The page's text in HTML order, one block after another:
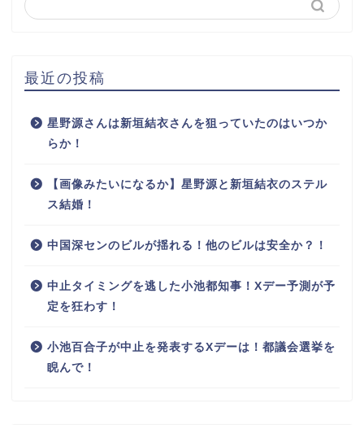
最近の投稿
星野源さんは新垣結衣さんを狙っていたのはいつか
らか！
【画像みたいになるか】星野源と新垣結衣のステル
ス結婚！
中国深センのビルが揺れる！他のビルは安全か？！
中止タイミングを逃した小池都知事！Xデー予測が予
定を狂わす！
小池百合子が中止を発表するXデーは！都議会選挙を
睨んで！
お問い合わせ